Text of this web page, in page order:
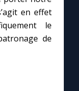
en effet
le
de